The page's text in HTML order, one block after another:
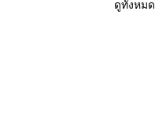
ดูทั้งหมด